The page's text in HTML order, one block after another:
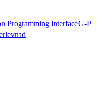
Programming Interface​​G-P